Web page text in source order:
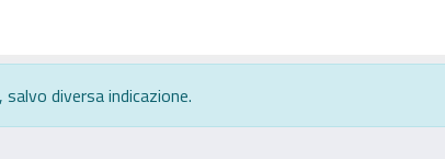
diversa indicazione.